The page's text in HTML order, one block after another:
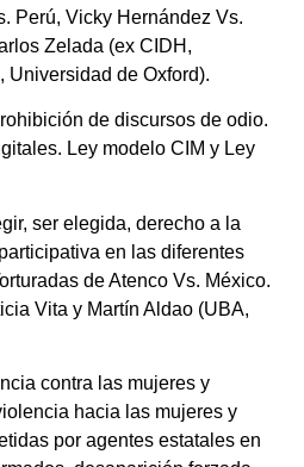
Perú, Vicky Hernández Vs.
Zelada (ex CIDH,
Universidad de Oxford).
de discursos de odio.
Ley modelo CIM y Ley
ser elegida, derecho a la
en las diferentes
de Atenco Vs. México.
Vita y Martín Aldao (UBA,
contra las mujeres y
hacia las mujeres y
por agentes estatales en